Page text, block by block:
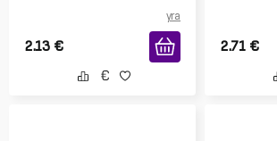
yra
2.13 € 2.71 €